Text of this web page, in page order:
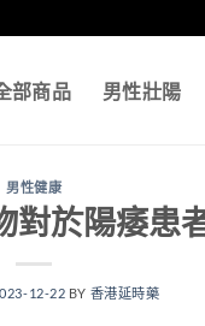
部商品 男性壯陽
男性健康
對於陽痿患
12-22 BY 香港延時藥